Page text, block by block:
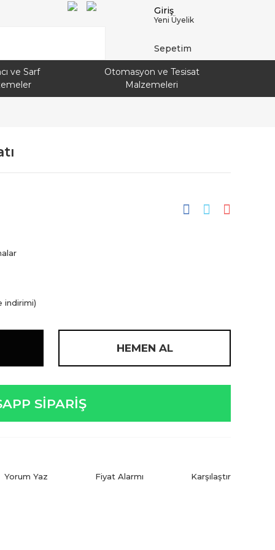
Giriş
Yeni Üyelik
Sepetim
ve Sarf
Otomasyon ve Tesisat
Malzemeleri
indirimi)
HEMEN AL
SİPARİŞ
Yorum Yaz Fiyat Alarmı Karşılaştır